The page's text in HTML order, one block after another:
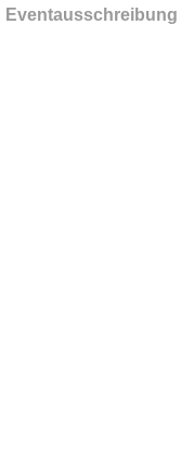
Eventausschreibung